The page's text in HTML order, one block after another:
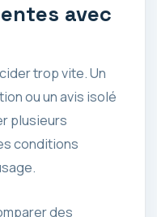
avec
trop vite. Un
ou un avis isolé
plusieurs
conditions
des